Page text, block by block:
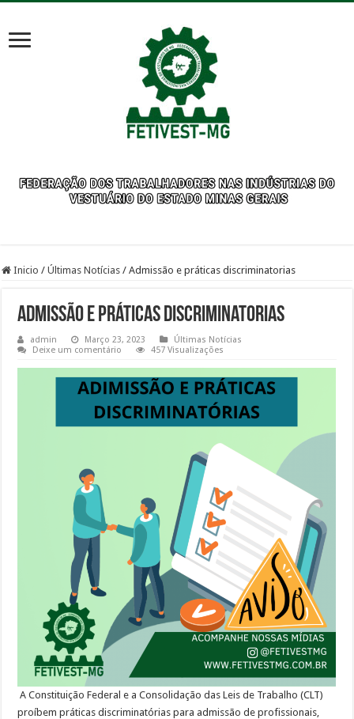
Inicio / Últimas Notícias / Admissão e práticas discriminatorias
Admissão e práticas discriminatorias
admin Março 23, 2023
Últimas Notícias
Deixe um comentário
457 Visualizações
A Constituição Federal e a Consolidação das Leis de Trabalho (CLT)
proíbem práticas discriminatórias para admissão de profissionais,